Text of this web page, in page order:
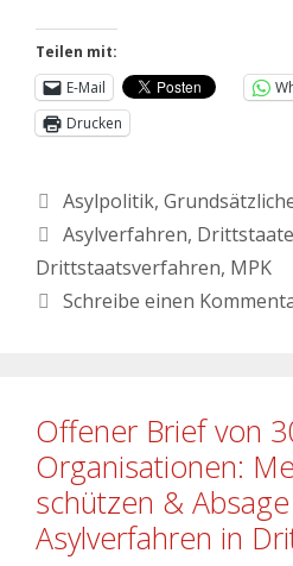
Teilen mit:
E-Mail
Drucken
Asylpolitik,
Asylverfahren,
Drittstaatsverfahren, MPK
Schreibe einen
Offener Brief von
Organisationen:
schützen &
Asylverfahren in